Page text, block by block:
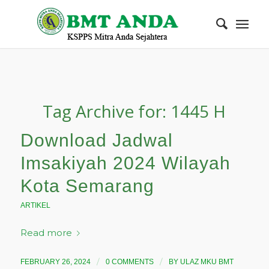
Tag Archive for: 1445 H
Download Jadwal
Imsakiyah 2024 Wilayah
Kota Semarang
ARTIKEL
Read more
FEBRUARY 26, 2024 / 0 COMMENTS / BY ULAZ MKU BMT